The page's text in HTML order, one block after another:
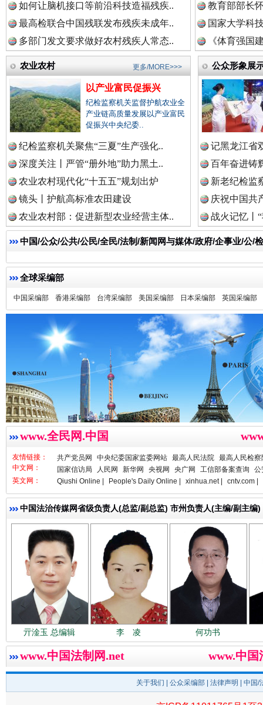
一枚“钉子”竟然扎入要害部门
雄关漫道展新颜 “
衣柜里的秘密 高速路
春天里的科技盛宴
如何让脑机接口等前沿科技造福残疾..
最高检联合中国残联发布残疾未成年..
多部门发文要求做好农村残疾人常态..
教育部部长
国家大学科
《体育强国
农业农村
以产业富民促振兴
纪检监察机关监督护航农业全
产业链高质量发展以产业富民
促振兴中央纪委..
纪检监察机关聚焦“三夏”生产强化..
深度关注丨严管“册外地”助力黑土..
农业农村现代化“十五五”规划出炉
镜头丨护航高标准农田建设
农业农村部：促进新型农业经营主体..
更多/MORE>>> 公众形象展
记黑龙江省
百年奋进铸
新老纪检监
庆祝中国共
战火记忆丨
中国/公众/公共/公民/全民/法制/新闻网与媒体/政府/企事业/公/
全球采编部
中国采编部 香港采编部 台湾采编部 美国采编部 日本采编部 英国采编部
www.全民网.中国
友情链接：
中文网：
共产党员网 中央纪委国家监委网站 最高人民法院 最高人民检察
国家信访局
人民网 新华网 央视网 央广网 工信部备案查询
公
英文网：
Qiushi Online | People's Daily Online | xinhua.net | cntv.com |
中国法治传媒网省级负责人(总监/副总监) 市州负责人(主编/副主
李 凌 何功书
亓淦玉 总编辑 李 凌 何功书
www.中国法制网.net www.中
关于我们 公众采编部 法律声明 | 中国